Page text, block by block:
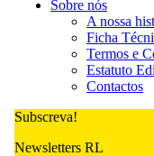
Sobre nós
A nossa
Ficha
Termos e
Estatuto
Contactos
Subscreva!
Newsletters RL